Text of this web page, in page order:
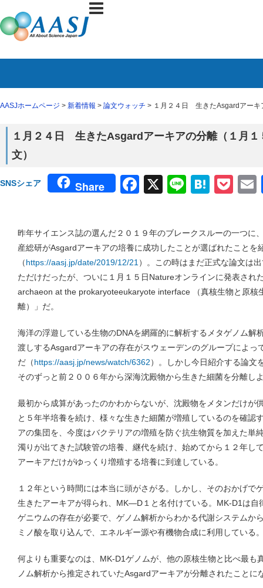
AASJホームページ > 新着情報 > 論文ウォッチ > １月２４日 生きたAsgardアーキ
１月２４日 生きたAsgardアーキアの分離（１月
文）
SNSシェア Share Facebook
X Line
昨年サイエンス誌の選んだ２０１９年のブレークスルーの一つに
産総研がAsgardアーキアの培養に成功したことが選ばれたことを
（https://aasj.jp/date/2019/12/21 ）。この時はまだ正式な論文は
ただけだったが、ついに１月１５日Natureオンラインに発表され
archaeon at the prokaryoteeukaryote interface （真核生物と原核
離）」だ。
海洋の浮遊している生物のDNAを網羅的に解析するメタゲノム解
渡しするAsgardアーキアの存在がスウェーデンのグループによっ
だ（https://aasj.jp/news/watch/6362）。しかし今日紹介する論文
そのずっと前２００６年から深海沈殿物から生きた細菌を分離し
最初から成算があったのかわからないが、沈殿物をメタンだけが
と５年半培養を続け、様々な生きた細菌が増殖しているのを確認
アの集団を、今度はバクテリアの増殖を防ぐ抗生物質を加えた単
濁りが出てきた試験管の培養、継代を続け、始めてから１２年し
アーキアだけがゆっくり増殖する培養に到達している。
１２年という時間には本当に頭がさがる。しかし、そのおかげで
生きたアーキアが得られ、MK―D１と名付けている。MK-D1は自
ゲニウムの存在が必要で、ゲノム解析からわかる代謝システムか
ミノ酸を取り込んで、エネルギー源や有機物合成に利用している
何よりも重要なのは、MK-D1ゲノムが、他の原核生物と比べ最も
ノム解析から推定されていたAsgardアーキアが分離されたことに